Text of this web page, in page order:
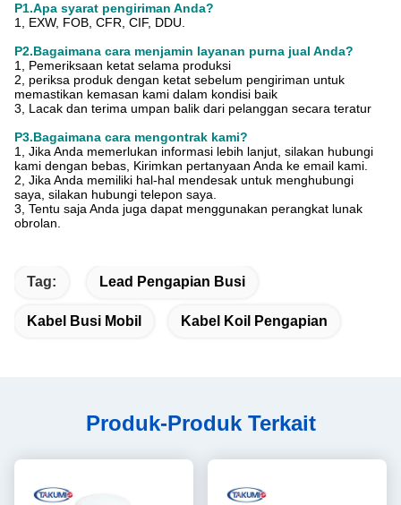
P1.Apa syarat pengiriman Anda?
1, EXW, FOB, CFR, CIF, DDU.
P2.Bagaimana cara menjamin layanan purna jual Anda?
1, Pemeriksaan ketat selama produksi
2, periksa produk dengan ketat sebelum pengiriman untuk
memastikan kemasan kami dalam kondisi baik
3, Lacak dan terima umpan balik dari pelanggan secara teratur
P3.Bagaimana cara mengontrak kami?
1, Jika Anda memerlukan informasi lebih lanjut, silakan hubungi
kami dengan bebas, Kirimkan pertanyaan Anda ke email kami.
2, Jika Anda memiliki hal-hal mendesak untuk menghubungi
saya, silakan hubungi telepon saya.
3, Tentu saja Anda juga dapat menggunakan perangkat lunak
obrolan.
Tag: Lead Pengapian Busi
Kabel Busi Mobil Kabel Koil Pengapian
Produk-Produk Terkait